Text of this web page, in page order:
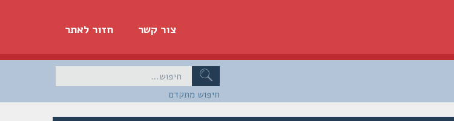
חזור לאתר צור קשר
חיפוש מתקדם